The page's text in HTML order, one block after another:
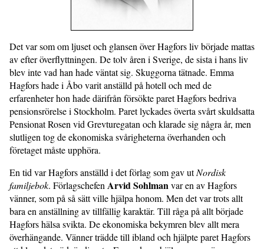
Det var som om ljuset och glansen över Hagfors liv började mattas
av efter överflyttningen. De tolv åren i Sverige, de sista i hans liv
blev inte vad han hade väntat sig. Skuggorna tätnade. Emma
Hagfors hade i Åbo varit anställd på hotell och med de
erfarenheter hon hade därifrån försökte paret Hagfors bedriva
pensionsrörelse i Stockholm. Paret lyckades överta svårt skuldsatta
Pensionat Rosen vid Grevturegatan och klarade sig några år, men
slutligen tog de ekonomiska svårigheterna överhanden och
företaget måste upphöra.
En tid var Hagfors anställd i det förlag som gav utNordisk
familjebok. Förlagschefen Arvid Sohlmanvar en av Hagfors
vänner, som på så sätt ville hjälpa honom. Men det var trots allt
bara en anställning av tillfällig karaktär. Till råga på allt började
Hagfors hälsa svikta. De ekonomiska bekymren blev allt mera
överhängande. Vänner trädde till ibland och hjälpte paret Hagfors